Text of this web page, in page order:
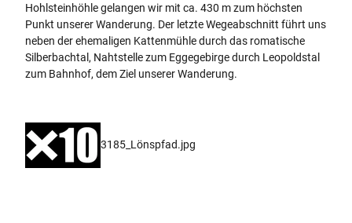
Hohlsteinhöhle gelangen wir mit ca. 430 m zum höchsten
Punkt unserer Wanderung. Der letzte Wegeabschnitt führt uns
neben der ehemaligen Kattenmühle durch das romatische
Silberbachtal, Nahtstelle zum Eggegebirge durch Leopoldstal
zum Bahnhof, dem Ziel unserer Wanderung.
3185_Lönspfad.jpg